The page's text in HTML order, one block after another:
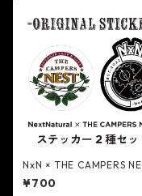
NxN × THE CAMPERS
オリジナルステッカー 2
ext Natural
¥700